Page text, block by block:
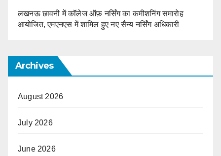
लखनऊ छावनी में कॉलेज ऑफ़ नर्सिंग का कमीशनिंग समारोह
आयोजित, एमएनएस में शामिल हुए नए सैन्य नर्सिंग अधिकारी
Archives
August 2026
July 2026
June 2026